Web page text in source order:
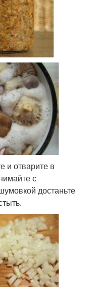
и отварите в
с
достаньте